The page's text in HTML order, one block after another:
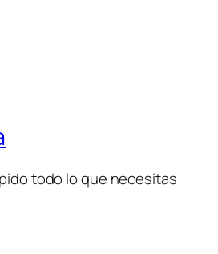
todo lo que necesitas